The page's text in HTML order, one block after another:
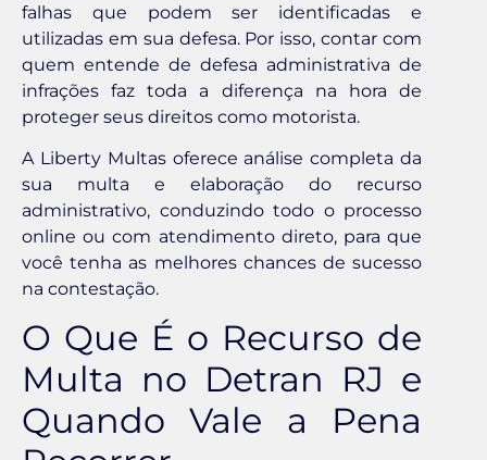
falhas que podem ser identificadas e
utilizadas em sua defesa. Por isso, contar com
quem entende de defesa administrativa de
infrações faz toda a diferença na hora de
proteger seus direitos como motorista.
A Liberty Multas oferece análise completa da
sua multa e elaboração do recurso
administrativo, conduzindo todo o processo
online ou com atendimento direto, para que
você tenha as melhores chances de sucesso
na contestação.
O Que É o Recurso de
Multa no Detran RJ e
Quando Vale a Pena